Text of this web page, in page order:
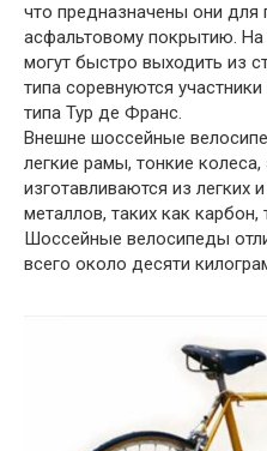
что предназначены они
асфальтовому покрытию.
могут быстро выходить из
типа соревнуются
типа Тур де Франс.
Внешне шоссейные
легкие рамы, тонкие
изготавливаются из легких
металлов, таких как
Шоссейные велосипеды
всего около десяти